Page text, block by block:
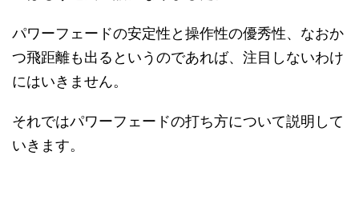
パワーフェードの安定性と操作性の優秀性、なおか
つ飛距離も出るというのであれば、注目しないわけ
にはいきません。
それではパワーフェードの打ち方について説明して
いきます。